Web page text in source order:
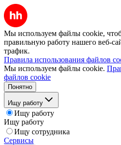
Мы используем файлы cookie,
правильную работу нашего веб-
трафик.
Правила использования файлов
Мы используем файлы cookie.
файлов cookie
Понятно
Ищу работу
Ищу работу
Ищу работу
Ищу сотрудника
Сервисы